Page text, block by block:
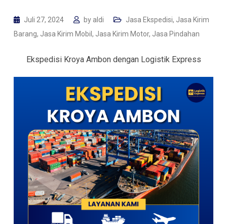
Juli 27, 2024 by aldi Jasa Ekspedisi, Jasa Kirim
Barang, Jasa Kirim Mobil , Jasa Kirim Motor, Jasa Pindahan
Ekspedisi Kroya Ambon dengan Logistik Express